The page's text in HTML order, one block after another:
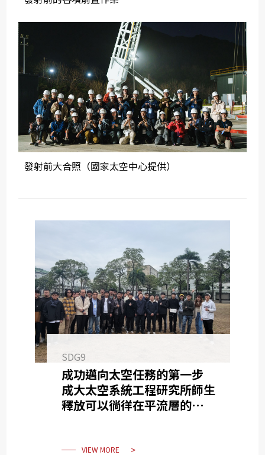
發射前大合照（國家太空中心提供）
SDG9
成功邁向太空任務的第一步
成大太空系統工程研究所師生
釋放可以徜徉在平流層的探空
VIEW MORE